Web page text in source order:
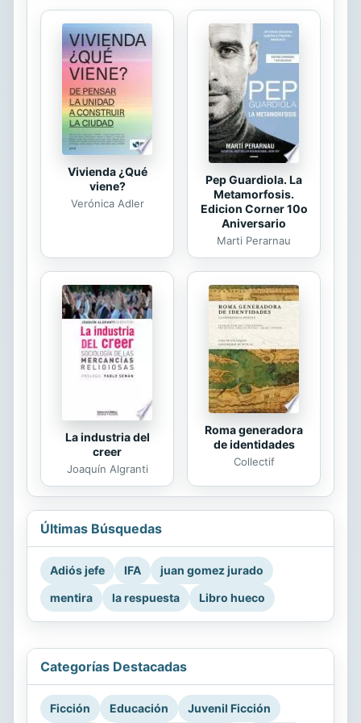
aventura, todavía no ha alcanzado la
edad requerida para ser investido
caballero. La intriga amorosa discurre
por espacios literarios en los que se
funde la magia de Bretaña con la
maravilla oriental de Caveza...
Vivienda ¿Qué
viene?
Verónica Adler
Pep Guardiola. La
Metamorfosis.
Edicion Corner 10o
Aniversario
Marti Perarnau
La industria del
creer
Joaquín Algranti
Roma generadora
de identidades
Collectif
Últimas Búsquedas
Adiós jefe IFA
juan gomez jurado
mentira
la respuesta Libro hueco
Categorías Destacadas
Ficción Educación Juvenil Ficción